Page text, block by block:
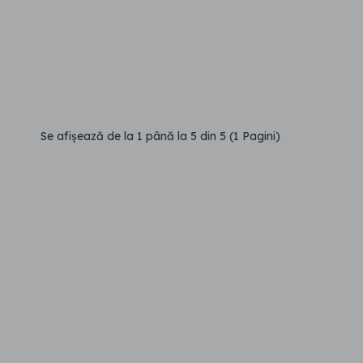
Se afişează de la 1 până la 5 din 5 (1 Pagini)